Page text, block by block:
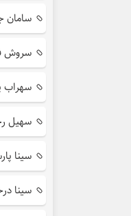
سامان
سروش
سهراب
سهیل
سینا
سینا